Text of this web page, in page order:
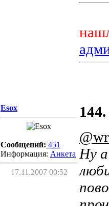
Esox
Сообщений: 451
Информация: Aнкета
17.11.2007 00:52
144.
Ну